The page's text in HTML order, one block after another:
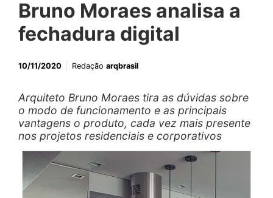
Bruno Moraes analisa a
fechadura digital
10/11/2020 Redação arqbrasil
Arquiteto Bruno Moraes tira as dúvidas sobre
o modo de funcionamento e as principais
vantagens o produto, cada vez mais presente
nos projetos residenciais e corporativos